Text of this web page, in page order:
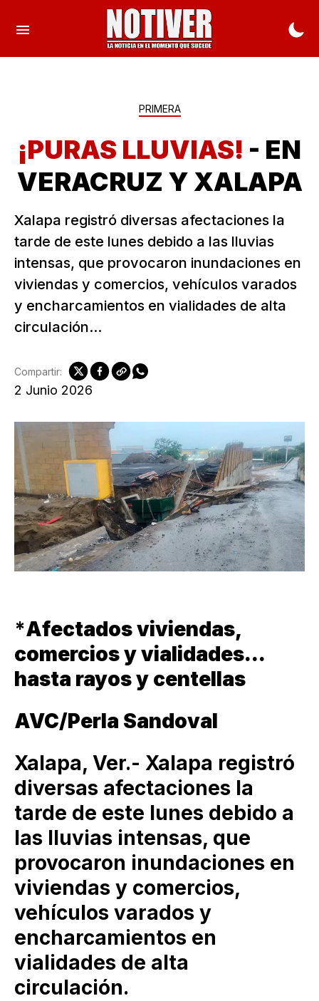
PRIMERA
¡PURAS LLUVIAS! - EN
VERACRUZ Y XALAPA
Xalapa registró diversas afectaciones la
tarde de este lunes debido a las lluvias
intensas, que provocaron inundaciones en
viviendas y comercios, vehículos varados
y encharcamientos en vialidades de alta
circulación...
2 Junio 2026
Compartir:
*Afectados viviendas,
comercios y vialidades...
hasta rayos y centellas
AVC/Perla Sandoval
Xalapa, Ver.- Xalapa registró
diversas afectaciones la
tarde de este lunes debido a
las lluvias intensas, que
provocaron inundaciones en
viviendas y comercios,
vehículos varados y
encharcamientos en
vialidades de alta
circulación.